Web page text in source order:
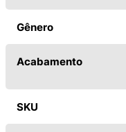
Gênero
Acabamento
SKU